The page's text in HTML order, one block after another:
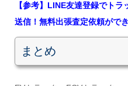
【参考】LINE友達登録でト
送信！無料出張査定依頼がで
まとめ